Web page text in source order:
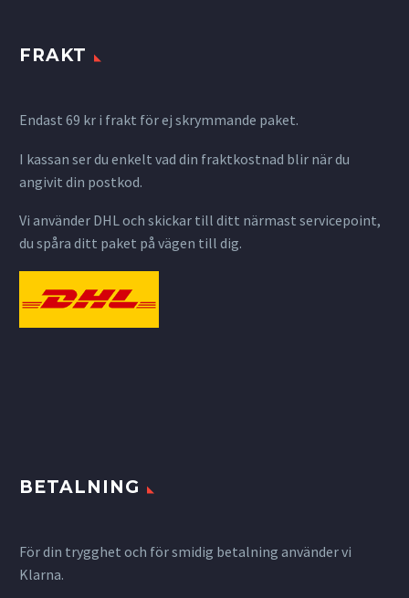
FRAKT
Endast 69 kr i frakt för ej skrymmande paket.
I kassan ser du enkelt vad din fraktkostnad blir när du
angivit din postkod.
Vi använder DHL och skickar till ditt närmast servicepoint,
du spåra ditt paket på vägen till dig.
BETALNING
För din trygghet och för smidig betalning använder vi
Klarna.